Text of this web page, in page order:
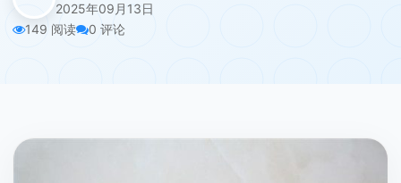
2025年09月13日
149 阅读
0 评论